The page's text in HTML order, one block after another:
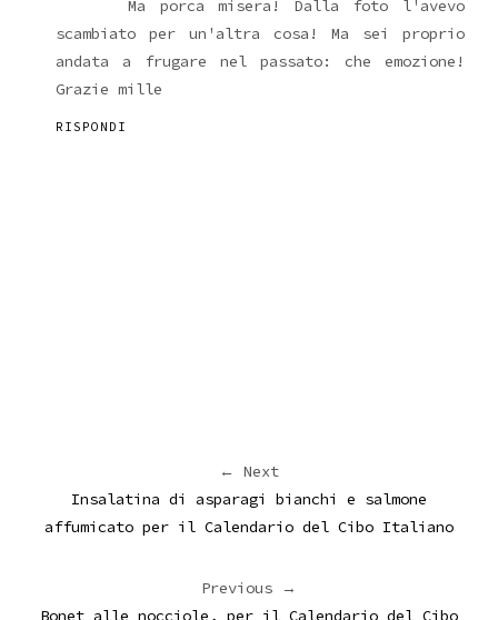
Ma porca misera! Dalla foto l'avevo
scambiato per un'altra cosa! Ma sei proprio
andata a frugare nel passato: che emozione!
Grazie mille
RISPONDI
← Next
Insalatina di asparagi bianchi e salmone
affumicato per il Calendario del Cibo Italiano
Previous →
Bonet alle nocciole, per il Calendario del Cibo